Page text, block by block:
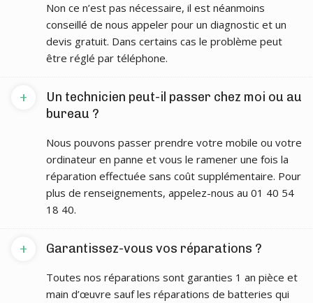
Non ce n’est pas nécessaire, il est néanmoins
conseillé de nous appeler pour un diagnostic et un
devis gratuit. Dans certains cas le problème peut
être réglé par téléphone.
Un technicien peut-il passer chez moi ou au
bureau ?
+
Nous pouvons passer prendre votre mobile ou votre
ordinateur en panne et vous le ramener une fois la
réparation effectuée sans coût supplémentaire. Pour
plus de renseignements, appelez-nous au 01 40 54
18 40.
Garantissez-vous vos réparations ?
+
Toutes nos réparations sont garanties 1 an pièce et
main d’œuvre sauf les réparations de batteries qui